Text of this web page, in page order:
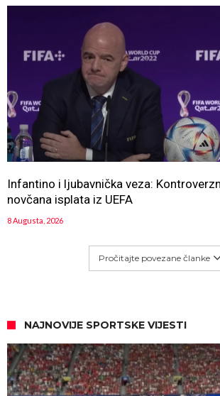
Infantino i ljubavnička veza:
novčana isplata iz UEFA
8 Augusta, 2026
Pročitajte povezane članke
NAJNOVIJE SPORTSKE VIJESTI